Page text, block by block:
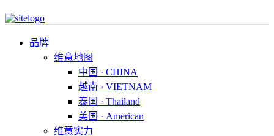
品牌
维意地图
中国 · CHINA
越南 · VIETNAM
泰国 · Thailand
美国 · American
维意实力